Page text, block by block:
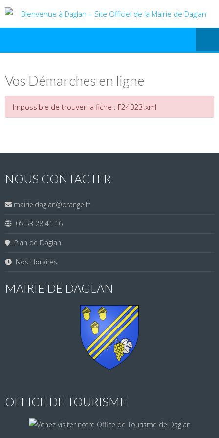
Vos Démarches en ligne
Impossible de trouver la fiche : F24023.xml
NOUS CONTACTER
mairie.daglan@orange.fr
05 53 28 41 16
Plan de Daglan
Nos Horaires
MAIRIE DE DAGLAN
OFFICE DE TOURISME